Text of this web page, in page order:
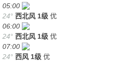
05:00
24° 西北风 1级 优
06:00
24° 西北风 1级 优
07:00
24° 西风 1级 优